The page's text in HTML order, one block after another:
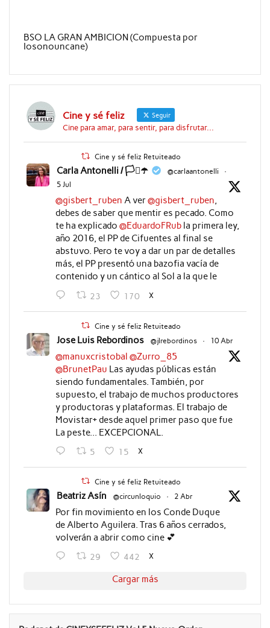
BSO LA GRAN AMBICION (Compuesta por
Iosonouncane)
Cine y sé feliz Seguir
Cine para amar, para sentir, para disfrutar...
Cine y sé feliz Retuiteado
Carla Antonelli / 🏳️‍⚧️☂️ @carlaantonelli
·
5 Jul
@gisbert_ruben A ver@gisbert_ruben,
debes de saber que mentir es pecado. Como
te ha explicado @EduardoFRubla primera ley,
año 2016, el PP de Cifuentes al final se
abstuvo. Pero te voy a dar un par de detalles
más, el PP presentó una bazofia vacía de
contenido y un cántico al Sol a la que le
23 170 X
Cine y sé feliz Retuiteado
Jose Luis Rebordinos @jlrebordinos · 10 Abr
@manuxcristobal @Zurro_85
@BrunetPau Las ayudas públicas están
siendo fundamentales. También, por
supuesto, el trabajo de muchos productores
y productoras y plataformas. El trabajo de
Movistar+ desde aquel primer paso que fue
La peste... EXCEPCIONAL.
5 15 X
Cine y sé feliz Retuiteado
Beatriz Asín @circunloquio · 2 Abr
Por fin movimiento en los Conde Duque
de Alberto Aguilera. Tras 6 años cerrados,
volverán a abrir como cine 💕
29 442 X
Cargar más